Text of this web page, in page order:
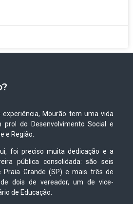
Mourão tem uma vida
do Desenvolvimento Social e
e Região.
foi preciso muita dedicação e a
pública consolidada: são seis
Grande (SP) e mais três de
dois de vereador, um de vice-
de Educação.